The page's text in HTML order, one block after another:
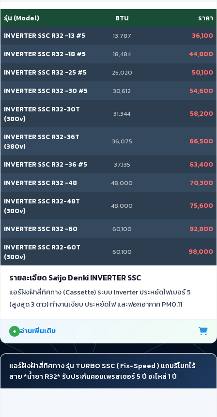
รุ่น (Model) BTU
ราคา
INVERTER SSC R32 -13 #5
13,787 36,100
INVERTER SSC R32 -18 #5 18,484 44,800
INVERTER SSC R32 -25 #5 25,020 50,100
INVERTER SSC R32 -30 #5 30,612 54,600
INVERTER SSC R32-30T
(380v)
31,344 58,200
INVERTER SSC R32-36T
(380v)
36,075 66,500
INVERTER SSC R32 -36 #5 37,135 63,400
INVERTER SSC R32 -48 48,000 70,300
INVERTER SSC R32-48T
(380v)
48,000 75,600
INVERTER SSC R32 -60 60,100 92,800
INVERTER SSC R32-60T
(380v)
60,100 98,000
รายละเอียด Saijo Denki INVERTER SSC
แอร์ฝังฝ้าสี่ทิศทาง (Cassette) ระบบ Inverter ประหยัดไฟเบอร์ 5
(สูงสุด 3 ดาว) ทำงานเงียบ ประหยัดไฟ และฟอกอากาศ PM0.11
อ่านเพิ่มเติม
แอร์ฝังฝ้าสี่ทิศทาง รุ่น TURBO SSC ( Fix-Speed ) แถมรีโมทไร้
สาย *น้ำยา R32* รับประกันคอมเพรสเซอร์ 5 ปี อะไหล่ 1 ปี